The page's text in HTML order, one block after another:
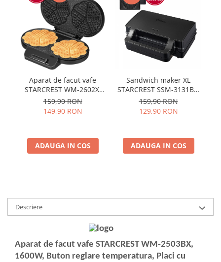
Aparat de facut vafe
STARCREST WM-2602X,
1200W, Suprafata dubla,
Buton reglare
Negru/Inox
159,90 RON
149,90 RON
ADAUGA IN COS
Sandwich maker XL
STARCREST SSM-3131BX,
1000 W, 3 placi
detasabile antiadezive:
159,90 RON
129,90 RON
ADAUGA IN COS
Descriere
Aparat de facut vafe STARCREST WM-2503BX,
1600W, Buton reglare temperatura, Placi cu